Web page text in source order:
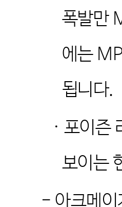
폭발만
에는
됩니다.
· 포이즌
보이는
- 아크메이